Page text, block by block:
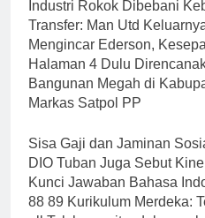
Industri Rokok Dibebani
Transfer: Man Utd
Mengincar Ederson,
Halaman 4 Dulu
Bangunan Megah di
Markas Satpol PP
Sisa Gaji dan Jaminan
DIO Tuban Juga Sebut
Kunci Jawaban Bahasa
88 89 Kurikulum Merdeka: